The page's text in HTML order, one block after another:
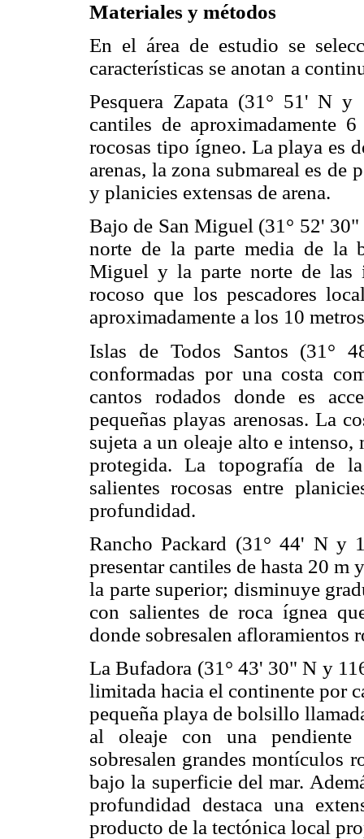
Materiales y métodos
En el área de estudio se
características se anotan a
Pesquera Zapata (31° 51' N
cantiles de aproximadamente
rocosas tipo ígneo. La playa es
arenas, la zona submareal es de
y planicies extensas de arena.
Bajo de San Miguel (31° 52'
norte de la parte media de la
Miguel y la parte norte de las
rocoso que los pescadores
aproximadamente a los 10
Islas de Todos Santos (31°
conformadas por una costa
cantos rodados donde es
pequeñas playas arenosas. La
sujeta a un oleaje alto e intenso,
protegida. La topografía de
salientes rocosas entre
profundidad.
Rancho Packard (31° 44' N y
presentar cantiles de hasta 20 m
la parte superior; disminuye
con salientes de roca ígnea
donde sobresalen afloramientos
La Bufadora (31° 43' 30" N y
limitada hacia el continente por
pequeña playa de bolsillo
al oleaje con una pendiente
sobresalen grandes montículos
bajo la superficie del mar.
profundidad destaca una
producto de la tectónica local